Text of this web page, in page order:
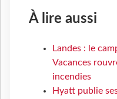
À lire aussi
Landes : le
Vacances
incendies
Hyatt publie